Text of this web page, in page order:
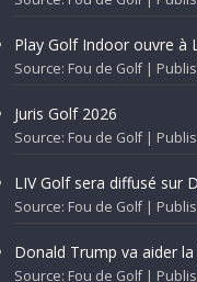
Play Golf Indoor ouvre à
Source: Fou de Golf
Juris Golf 2026
Source: Fou de Golf
LIV Golf sera diffusé sur
Source: Fou de Golf
Donald Trump va aider
Source: Fou de Golf